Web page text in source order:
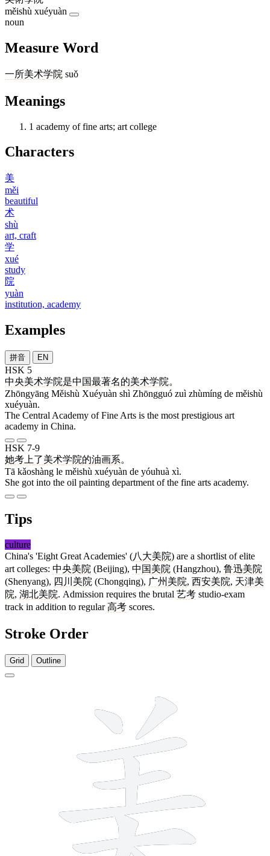
měishù xuéyuàn
noun
Measure Word
一所美术学院 suǒ
Meanings
1 academy of fine arts; art college
Characters
美
měi
beautiful
术
shù
art, craft
学
xué
study
院
yuàn
institution, academy
Examples
拼音 EN
HSK 5
中央美术学院是中国最著名的美术学院。
Zhōngyāng Měishù Xuéyuàn shì Zhōngguó zuì zhùmíng de měishù
xuéyuàn.
The Central Academy of Fine Arts is the most prestigious art
academy in China.
HSK 7-9
她考上了美术学院的油画系。
Tā kǎoshàng le měishù xuéyuàn de yóuhuà xì.
She got into the oil painting department of the fine arts academy.
Tips
culture
China's 'Eight Great Academies' (八大美院) are a shortlist of elite
art colleges: 中央美院 (Beijing), 中国美院 (Hangzhou), 鲁迅美院
(Shenyang), 四川美院 (Chongqing), 广州美院, 西安美院, 天津美
院, 湖北美院. Admission requires the brutal 艺考 studio-exam
track in addition to regular高考 scores.
Stroke Order
Grid Outline